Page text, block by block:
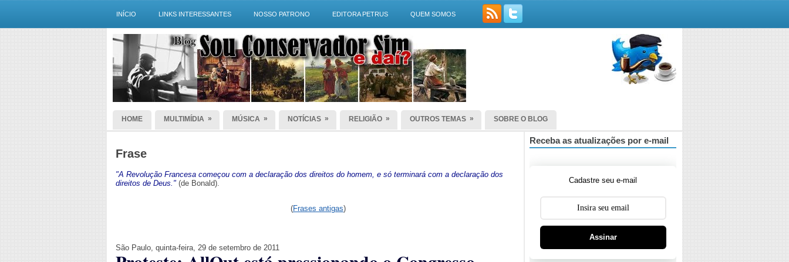
INÍCIO LINKS INTERESSANTES NOSSO PATRONO EDITORA PETRUS QUEM SOMOS
HOME MULTIMÍDIA » MÚSICA » NOTÍCIAS » RELIGIÃO » OUTROS TEMAS » SOBRE O BLOG
Frase
"A Revolução Francesa começou com a declaração dos direitos do homem, e só terminará com a declaração dos
direitos de Deus." (de Bonald).
(Frases antigas)
São Paulo, quinta-feira, 29 de setembro de 2011
Receba as atualizações por e-mail
Cadastre seu e-mail
Assinar